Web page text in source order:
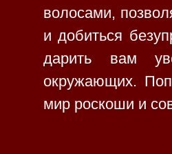
волосами,
и добиться
дарить вам
окружающих.
мир роскоши и